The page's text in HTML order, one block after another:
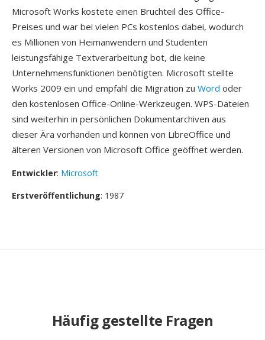
Microsoft Works kostete einen Bruchteil des Office-
Preises und war bei vielen PCs kostenlos dabei, wodurch
es Millionen von Heimanwendern und Studenten
leistungsfähige Textverarbeitung bot, die keine
Unternehmensfunktionen benötigten. Microsoft stellte
Works 2009 ein und empfahl die Migration zu Word oder
den kostenlosen Office-Online-Werkzeugen. WPS-Dateien
sind weiterhin in persönlichen Dokumentarchiven aus
dieser Ära vorhanden und können von LibreOffice und
älteren Versionen von Microsoft Office geöffnet werden.
Entwickler: Microsoft
Erstveröffentlichung: 1987
Häufig gestellte Fragen